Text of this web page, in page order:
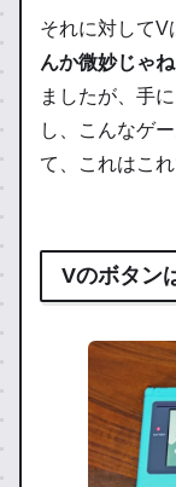
それに対してV
んか微妙じゃね
ましたが、手
し、こんなゲ
て、これはこ
Vのボタン